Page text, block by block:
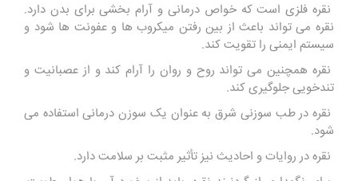
نقره فلزی است که خواص درمانی و آرام بخشی برای بدن دارد.
نقره می تواند باعث از بین رفتن میکروب ها و عفونت ها شود و
سیستم ایمنی را تقویت کند.
نقره همچنین می تواند روح و روان را آرام کند و از عصبانیت و
تندخویی جلوگیری کند.
نقره در طب سوزنی شرق به عنوان یک سوزن درمانی استفاده می
شود.
نقره در روایات و احادیث نیز تأثیر مثبت بر سلامت دارد.